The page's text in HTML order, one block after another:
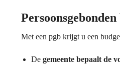
Met een pgb krijgt u een
De gemeente bepaalt de